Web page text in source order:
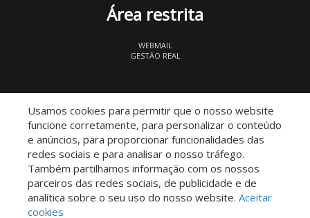
Área restrita
WEBMAIL
GESTÃO REAL
Descomplicado por:
Usamos cookies para permitir que o nosso website
funcione corretamente, para personalizar o conteúdo
e anúncios, para proporcionar funcionalidades das
redes sociais e para analisar o nosso tráfego.
Também partilhamos informação com os nossos
parceiros das redes sociais, de publicidade e de
analítica sobre o seu uso do nosso website. Aceitar
cookies